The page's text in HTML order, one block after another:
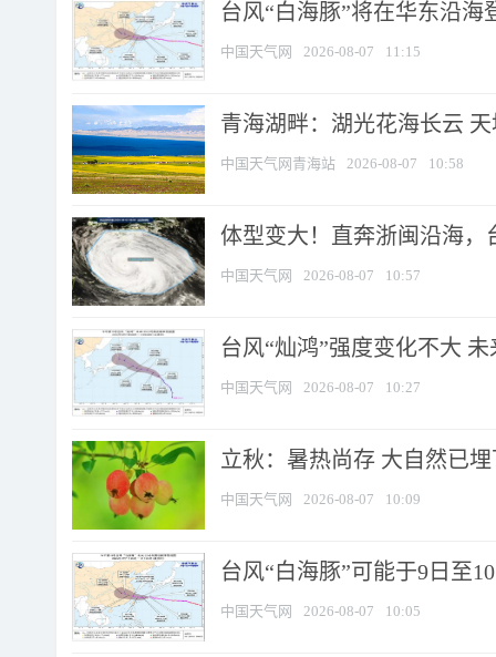
台风“白海豚”将在华东沿
中国天气网 2026-08-07 11:15
青海湖畔：湖光花海长云
中国天气网青海站 2026-08-07 10:58
体型变大！直奔浙闽沿海，
中国天气网 2026-08-07 10:57
台风“灿鸿”强度变化不大
中国天气网 2026-08-07 10:27
立秋：暑热尚存 大自然已
中国天气网 2026-08-07 10:09
台风“白海豚”可能于9日至
中国天气网 2026-08-07 10:05